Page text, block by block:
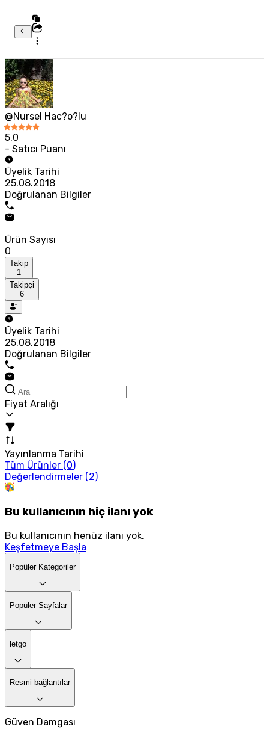
@Nursel Hac?o?lu
5.0
- Satıcı Puanı
Üyelik Tarihi
25.08.2018
Doğrulanan Bilgiler
Ürün Sayısı
0
Takip
1
Takipçi
6
Üyelik Tarihi
25.08.2018
Doğrulanan Bilgiler
Fiyat Aralığı
Yayınlanma Tarihi
Tüm Ürünler (0)
Değerlendirmeler (2)
Bu kullanıcının hiç ilanı yok
Bu kullanıcının henüz ilanı yok.
Keşfetmeye Başla
Popüler Kategoriler
Popüler Sayfalar
letgo
Resmi bağlantılar
Güven Damgası